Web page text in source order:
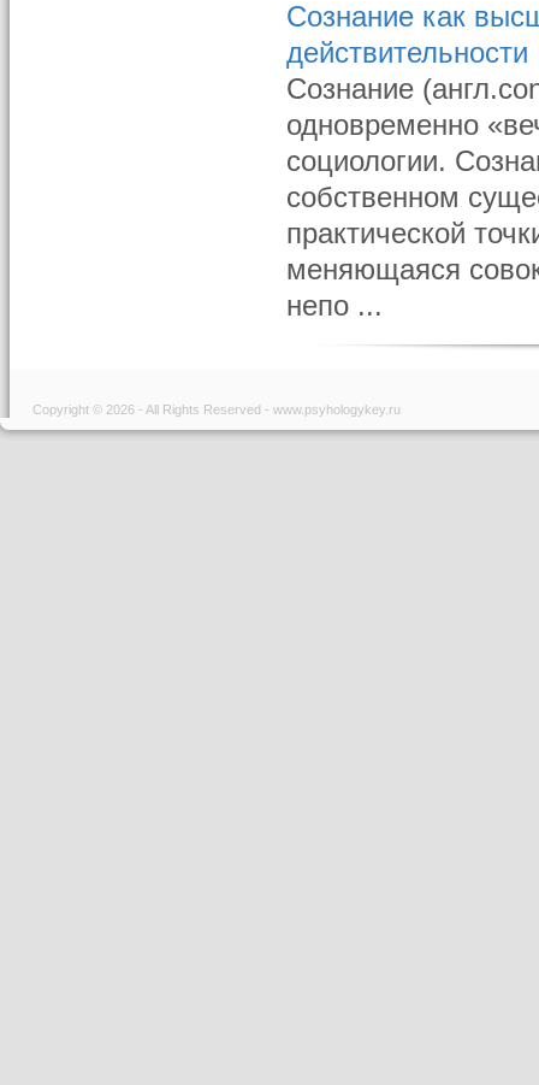
Сознание как
действительности
Сознание
одновременно
социологии.
собственном
практической
меняющаяся
непо ...
Copyright © 2026 - All Rights Reserved - www.psyhologykey.ru